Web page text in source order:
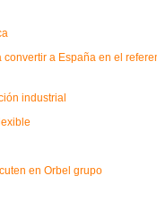
a España en el
industrial
en Orbel grupo